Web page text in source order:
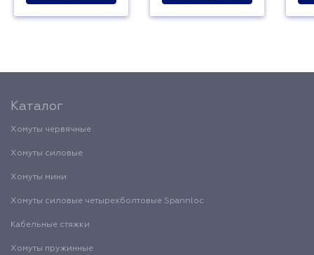
Каталог
Хомуты червячные
Хомуты силовые
Хомуты мини
Хомуты силовые четырехболтовые Spannloc
Кабельные стяжки
Хомуты пружинные